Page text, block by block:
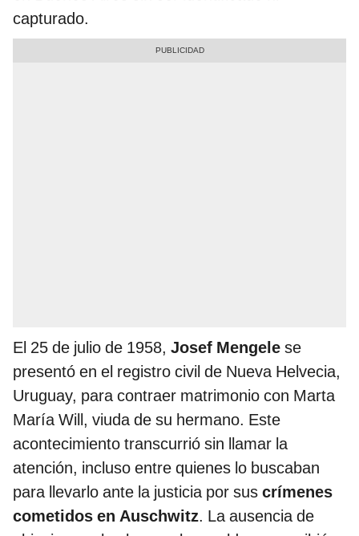
capturado.
El 25 de julio de 1958, Josef Mengele se
presentó en el registro civil de Nueva Helvecia,
Uruguay, para contraer matrimonio con Marta
María Will, viuda de su hermano. Este
acontecimiento transcurrió sin llamar la
atención, incluso entre quienes lo buscaban
para llevarlo ante la justicia por sus crímenes
cometidos en Auschwitz. La ausencia de